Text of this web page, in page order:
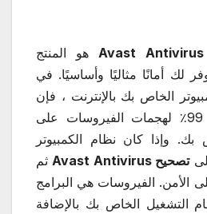
Avast Download هو المنتج
لك أمانًا مثاليًا وأساسيًا. في
الخاص بك بالإنترنت ، فإن
هناك احتمالية بنسبة 99٪ لهجمات الفيروسات على
بك. وإذا كان نظام الكمبيوتر
تصحيح Avast Antivirus
ثم
الأمن. الفيروسات هي البرامج
التشغيل الخاص بك بالإضافة